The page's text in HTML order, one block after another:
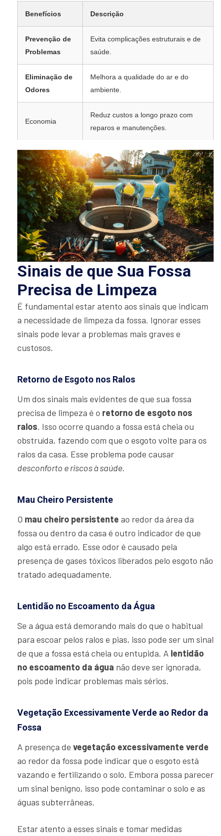
Benefícios Descrição
Prevenção de
Problemas
Evita complicações estruturais e de
saúde.
Eliminação de
Odores
Melhora a qualidade do ar e do
ambiente.
Economia
Reduz custos a longo prazo com
reparos e manutenções.
Sinais de que Sua Fossa
Precisa de Limpeza
É fundamental estar atento aos sinais que indicam
a necessidade de limpeza da fossa. Ignorar esses
sinais pode levar a problemas mais graves e
custosos.
Retorno de Esgoto nos Ralos
Um dos sinais mais evidentes de que sua fossa
precisa de limpeza é o retorno de esgoto nos
ralos. Isso ocorre quando a fossa está cheia ou
obstruída, fazendo com que o esgoto volte para os
ralos da casa. Esse problema pode causar
desconforto e riscos à saúde.
Mau Cheiro Persistente
O mau cheiro persistente ao redor da área da
fossa ou dentro da casa é outro indicador de que
algo está errado. Esse odor é causado pela
presença de gases tóxicos liberados pelo esgoto não
tratado adequadamente.
Lentidão no Escoamento da Água
Se a água está demorando mais do que o habitual
para escoar pelos ralos e pias, isso pode ser um sinal
de que a fossa está cheia ou entupida. A lentidão
no escoamento da água não deve ser ignorada,
pois pode indicar problemas mais sérios.
Vegetação Excessivamente Verde ao Redor da
Fossa
A presença de vegetação excessivamente verde
ao redor da fossa pode indicar que o esgoto está
vazando e fertilizando o solo. Embora possa parecer
um sinal benigno, isso pode contaminar o solo e as
águas subterrâneas.
Estar atento a esses sinais e tomar medidas